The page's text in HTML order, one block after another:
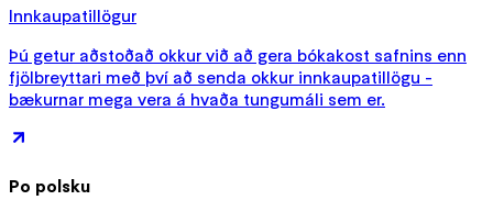
Innkaupatillögur
Þú getur aðstoðað okkur við að gera bókakost safnins enn
fjölbreyttari með því að senda okkur innkaupatillögu -
bækurnar mega vera á hvaða tungumáli sem er.
Po polsku